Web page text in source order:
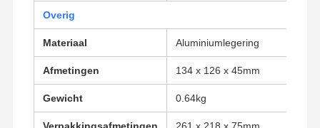
POE-mini-pc
NAS Mini PC
Celeron Mini PC
Core Mini PC
Overig
Materiaal Aluminiumlegering
Afmetingen 134 x 126 x 45mm
Gewicht 0.64kg
Verpakkingsafmetingen 261 x 218 x 75mm